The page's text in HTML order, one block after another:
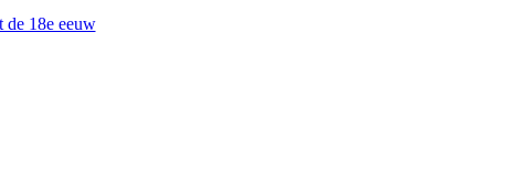
de 18e eeuw